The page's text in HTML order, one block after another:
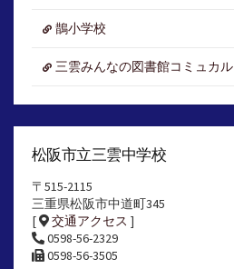
鵲小学校
三雲みんなの図書館コミュカル
松阪市立三雲中学校
〒515-2115
三重県松阪市中道町345
[
交通アクセス ]
0598-56-2329
0598-56-3505